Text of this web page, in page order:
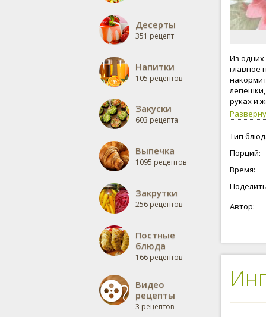
Десерты
351 рецепт
Напитки
105 рецептов
Закуски
603 рецепта
Выпечка
1095 рецептов
Закрутки
256 рецептов
Постные
блюда
166 рецептов
Видео
рецепты
3 рецептов
Из
главное
руках и
Тип
Порций:
Время:
Автор: